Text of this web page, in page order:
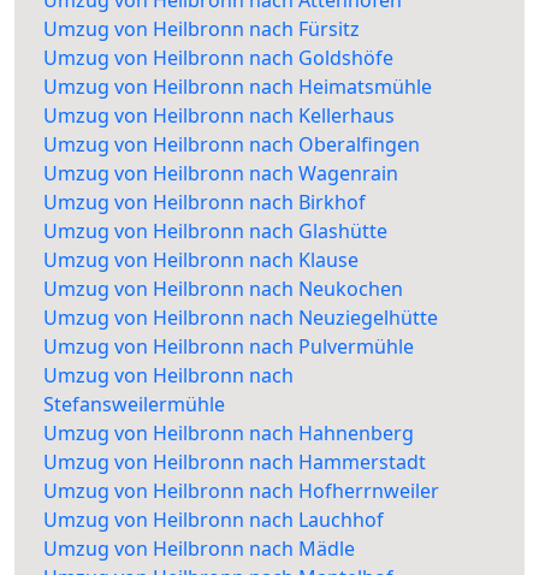
Umzug von Heilbronn nach Fürsitz
Umzug von Heilbronn nach Goldshöfe
Umzug von Heilbronn nach Heimatsmühle
Umzug von Heilbronn nach Kellerhaus
Umzug von Heilbronn nach Oberalfingen
Umzug von Heilbronn nach Wagenrain
Umzug von Heilbronn nach Birkhof
Umzug von Heilbronn nach Glashütte
Umzug von Heilbronn nach Klause
Umzug von Heilbronn nach Neukochen
Umzug von Heilbronn nach Neuziegelhütte
Umzug von Heilbronn nach Pulvermühle
Umzug von Heilbronn nach
Stefansweilermühle
Umzug von Heilbronn nach Hahnenberg
Umzug von Heilbronn nach Hammerstadt
Umzug von Heilbronn nach Hofherrnweiler
Umzug von Heilbronn nach Lauchhof
Umzug von Heilbronn nach Mädle